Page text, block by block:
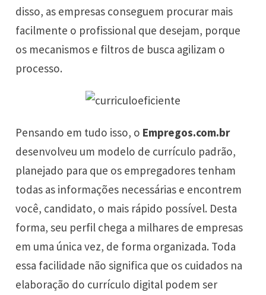
disso, as empresas conseguem procurar mais
facilmente o profissional que desejam, porque
os mecanismos e filtros de busca agilizam o
processo.
Pensando em tudo isso, o Empregos.com.br
desenvolveu um modelo de currículo padrão,
planejado para que os empregadores tenham
todas as informações necessárias e encontrem
você, candidato, o mais rápido possível. Desta
forma, seu perfil chega a milhares de empresas
em uma única vez, de forma organizada. Toda
essa facilidade não significa que os cuidados na
elaboração do currículo digital podem ser